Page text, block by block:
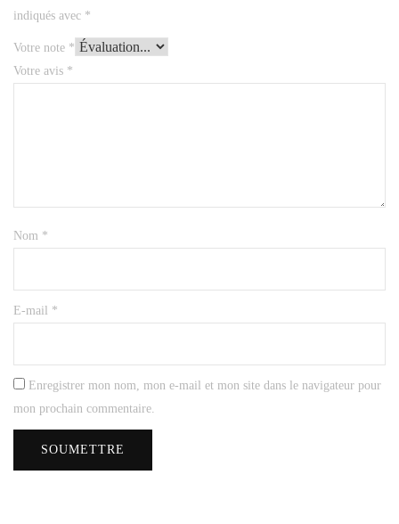
indiqués avec *
Votre note *
Votre avis *
Nom *
E-mail *
Enregistrer mon nom, mon e-mail et mon site dans le navigateur pour
mon prochain commentaire.